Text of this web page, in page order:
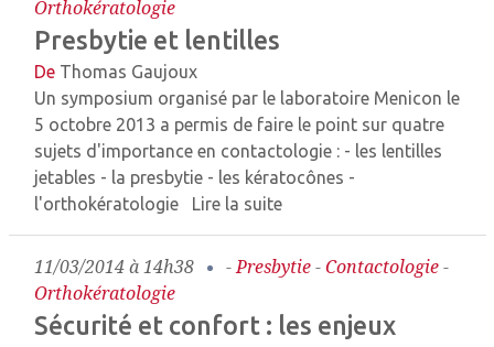
Orthokératologie
Presbytie et lentilles
De Thomas Gaujoux
Un symposium organisé par le laboratoire Menicon le
5 octobre 2013 a permis de faire le point sur quatre
sujets d'importance en contactologie : - les lentilles
jetables - la presbytie - les kératocônes -
l'orthokératologie Lire la suite
11/03/2014 à 14h38 -Presbytie-Contactologie-
Orthokératologie
Sécurité et confort : les enjeux